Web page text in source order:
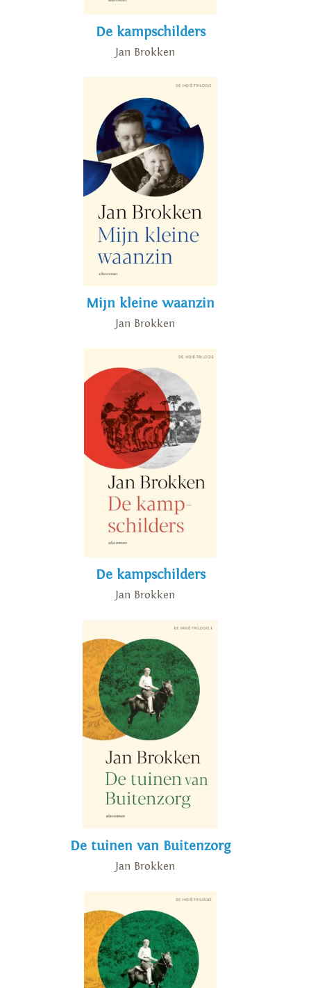
De kampschilders
Jan Brokken
Mijn kleine waanzin
Jan Brokken
De kampschilders
Jan Brokken
De tuinen van Buitenzorg
Jan Brokken